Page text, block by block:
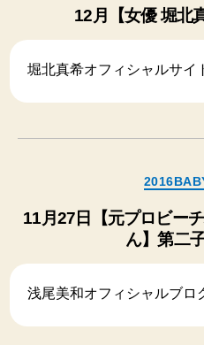
12月【女優 堀北
堀北真希オフィシャルサイ
リ
ー
11月27日【元プロビー
ん】第二
浅尾美和オフィシャルブロ